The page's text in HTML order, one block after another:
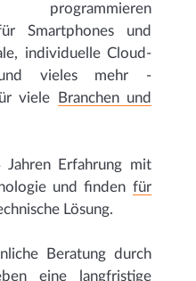
Smartphones und
individuelle Cloud-
und vieles mehr -
viele
Branchen und
Erfahrung mit
und finden für
Lösung.
Beratung durch
eine langfristige